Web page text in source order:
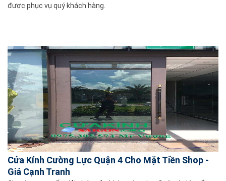
được phục vụ quý khách hàng.
Cửa Kính Cường Lực Quận 4 Cho Mặt Tiền Shop -
Giá Cạnh Tranh